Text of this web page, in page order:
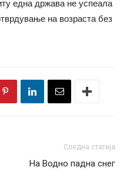
една држава не успеала
на возраста без
Следна статија
На Водно падна снег